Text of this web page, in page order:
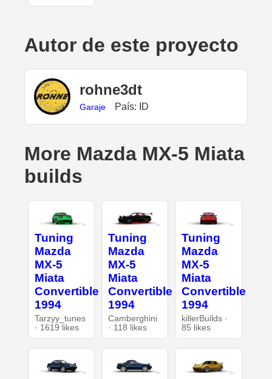
Autor de este proyecto
rohne3dt
Garaje País: ID
More Mazda MX-5 Miata
builds
Tuning
Mazda
MX-5
Miata
Convertible
1994
Tarzyy_tunes
· 1619 likes
Tuning
Mazda
MX-5
Miata
Convertible
1994
Camberghini
· 118 likes
Tuning
Mazda
MX-5
Miata
Convertible
1994
killerBuilds ·
85 likes